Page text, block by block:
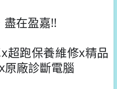
盡在盈嘉!!
超跑保養維修x精品
原廠診斷電腦